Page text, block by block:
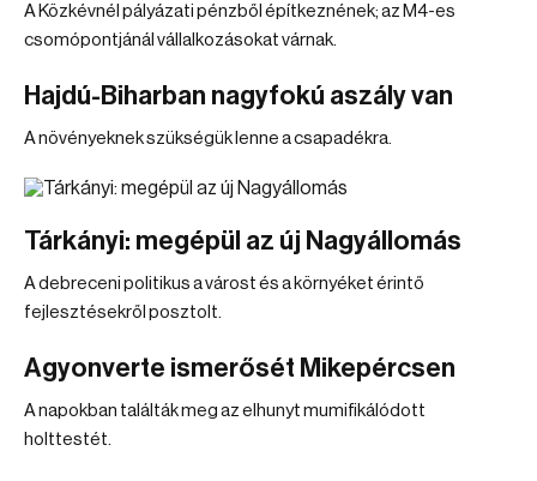
A Közkévnél pályázati pénzből építkeznének; az M4-es
csomópontjánál vállalkozásokat várnak.
Hajdú-Biharban nagyfokú aszály van
A növényeknek szükségük lenne a csapadékra.
Tárkányi: megépül az új Nagyállomás
A debreceni politikus a várost és a környéket érintő
fejlesztésekről posztolt.
Agyonverte ismerősét Mikepércsen
A napokban találták meg az elhunyt mumifikálódott
holttestét.